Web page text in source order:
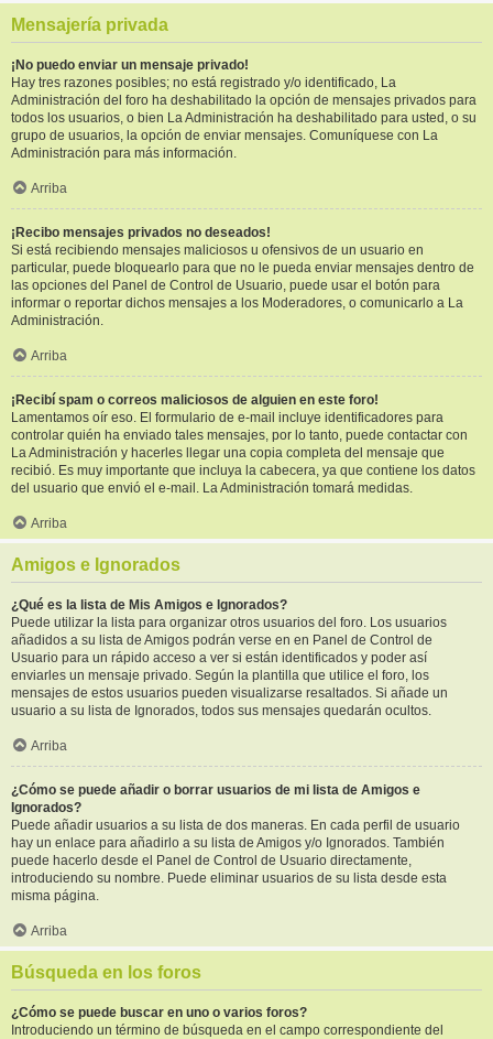
Mensajería privada
¡No puedo enviar un mensaje privado!
Hay tres razones posibles; no está registrado y/o identificado, La
Administración del foro ha deshabilitado la opción de mensajes privados para
todos los usuarios, o bien La Administración ha deshabilitado para usted, o su
grupo de usuarios, la opción de enviar mensajes. Comuníquese con La
Administración para más información.
Arriba
¡Recibo mensajes privados no deseados!
Si está recibiendo mensajes maliciosos u ofensivos de un usuario en
particular, puede bloquearlo para que no le pueda enviar mensajes dentro de
las opciones del Panel de Control de Usuario, puede usar el botón para
informar o reportar dichos mensajes a los Moderadores, o comunicarlo a La
Administración.
Arriba
¡Recibí spam o correos maliciosos de alguien en este foro!
Lamentamos oír eso. El formulario de e-mail incluye identificadores para
controlar quién ha enviado tales mensajes, por lo tanto, puede contactar con
La Administración y hacerles llegar una copia completa del mensaje que
recibió. Es muy importante que incluya la cabecera, ya que contiene los datos
del usuario que envió el e-mail. La Administración tomará medidas.
Arriba
Amigos e Ignorados
¿Qué es la lista de Mis Amigos e Ignorados?
Puede utilizar la lista para organizar otros usuarios del foro. Los usuarios
añadidos a su lista de Amigos podrán verse en en Panel de Control de
Usuario para un rápido acceso a ver si están identificados y poder así
enviarles un mensaje privado. Según la plantilla que utilice el foro, los
mensajes de estos usuarios pueden visualizarse resaltados. Si añade un
usuario a su lista de Ignorados, todos sus mensajes quedarán ocultos.
Arriba
¿Cómo se puede añadir o borrar usuarios de mi lista de Amigos e
Ignorados?
Puede añadir usuarios a su lista de dos maneras. En cada perfil de usuario
hay un enlace para añadirlo a su lista de Amigos y/o Ignorados. También
puede hacerlo desde el Panel de Control de Usuario directamente,
introduciendo su nombre. Puede eliminar usuarios de su lista desde esta
misma página.
Arriba
Búsqueda en los foros
¿Cómo se puede buscar en uno o varios foros?
Introduciendo un término de búsqueda en el campo correspondiente del